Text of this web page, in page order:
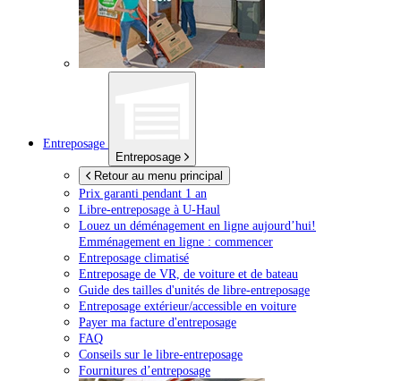
Entreposage
Entreposage
Retour au menu principal
Prix garanti pendant 1 an
Libre-entreposage à U-Haul
Louez un déménagement en ligne aujourd’hui!
Emménagement en ligne : commencer
Entreposage climatisé
Entreposage de VR, de voiture et de bateau
Guide des tailles d'unités de libre-entreposage
Entreposage extérieur/accessible en voiture
Payer ma facture d'entreposage
FAQ
Conseils sur le libre-entreposage
Fournitures d’entreposage